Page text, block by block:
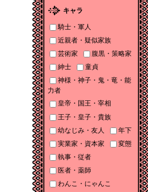
りかけましたがヤンデ
レ実業家の愛され妻に
なりました』お詫びと
2025/11/21
書泉2025年TLフェア
Sonyaコミックス参加
サイン色紙ちらっと見
せ♡
2025/11/08
書泉2025年TLフェア
ソーニャ文庫・Sonya
コミックス参加♡
2025/11/06
2025年11月刊電子書籍
配信のお知らせ
キャラ
騎士・軍人
近親者・疑似家族
芸術家
腹黒・策略家
紳士
童貞
神様・神子・鬼・竜・能
力者
皇帝・国王・宰相
王子・皇子・貴族
幼なじみ・友人
年下
実業家・資本家
変態
執事・従者
医者・薬師
わんこ・にゃんこ